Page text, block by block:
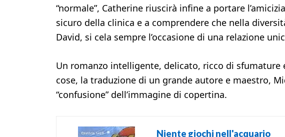
“normale”, Catherine riuscirà infine a portare
sicuro della clinica e a comprendere che nella
David, si cela sempre l’occasione di una relazione
Un romanzo intelligente, delicato, ricco di sfumature
cose, la traduzione di un grande autore e maestro,
“confusione” dell’immagine di copertina.
Niente giochi nell'acquario